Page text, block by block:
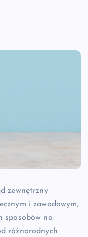
zewnętrzny
i zawodowym,
sposobów na
różnorodnych